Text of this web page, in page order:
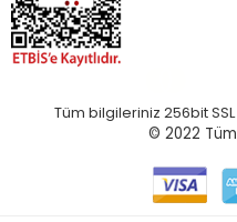
Tüm bilgileriniz 256bit
© 2022